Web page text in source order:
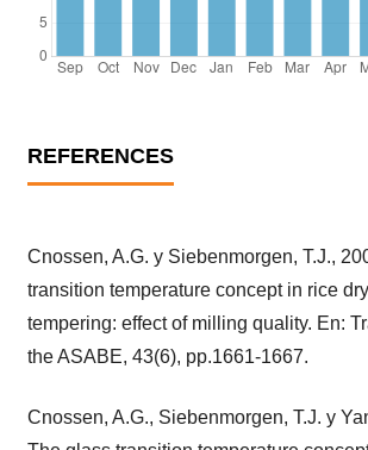
REFERENCES
Cnossen, A.G. y Siebenmorgen, T.J.,
transition temperature concept in rice
tempering: effect of milling quality. En:
the ASABE, 43(6), pp.1661-1667.
Cnossen, A.G., Siebenmorgen, T.J. y